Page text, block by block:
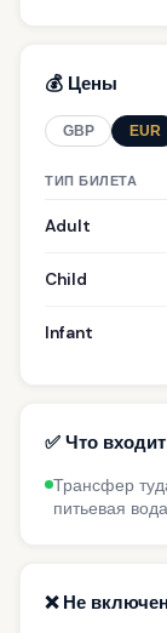
💰 Цены
GBP EUR
ТИП БИЛЕТА
Adult
Child
Infant
✅ Что
Трансфер
питьевая
❌ Не